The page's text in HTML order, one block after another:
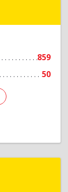
859
50
г,